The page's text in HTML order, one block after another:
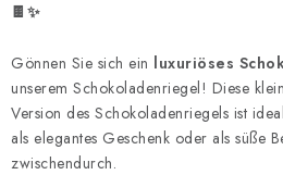
🍫✨
Gönnen Sie sich ein luxuriöses
unserem Schokoladenriegel! Diese
Version des Schokoladenriegels ist
als elegantes Geschenk oder als süße
zwischendurch.